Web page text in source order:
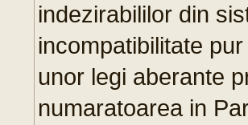
indezirabililor din
incompatibilitate
unor legi aberante
numaratoarea in